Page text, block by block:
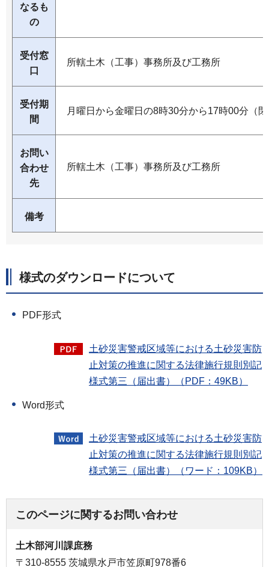
なるも
の
受付窓
口
所轄土木（工事）事務所及び工務所
受付期
間
月曜日から金曜日の8時30分から17時00分（
お問い
合わせ
先
所轄土木（工事）事務所及び工務所
備考
様式のダウンロードについて
PDF形式
土砂災害警戒区域等における土砂災害防
止対策の推進に関する法律施行規則別記
様式第三（届出書）（PDF：49KB）
Word形式
土砂災害警戒区域等における土砂災害防
止対策の推進に関する法律施行規則別記
様式第三（届出書）（ワード：109KB）
このページに関するお問い合わせ
土木部河川課庶務
〒310-8555 茨城県水戸市笠原町978番6